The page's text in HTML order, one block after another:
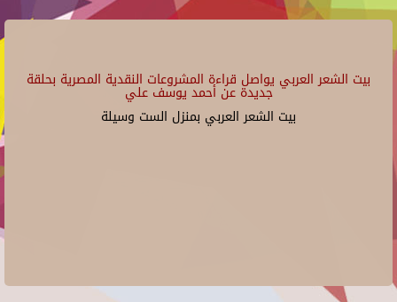
بيت الشعر العربي يواصل قراءة المشروعات النقدية المصرية بحلقة
جديدة عن أحمد يوسف علي
بيت الشعر العربي بمنزل الست وسيلة